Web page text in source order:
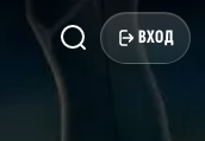
ВХОД